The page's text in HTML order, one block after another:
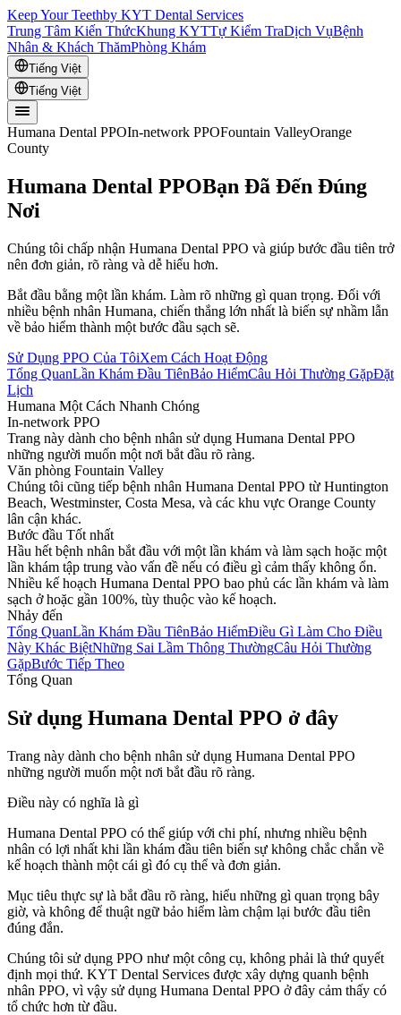
Keep Your Teethby KYT Dental Services
Trung Tâm Kiến ThứcKhung KYTTự Kiểm TraDịch VụBệnh
Nhân & Khách ThămPhòng Khám
Tiếng Việt
Tiếng Việt
Humana Dental PPOIn-network PPOFountain ValleyOrange
County
Humana Dental PPOBạn Đã Đến Đúng
Nơi
Chúng tôi chấp nhận Humana Dental PPO và giúp bước đầu tiên trở
nên đơn giản, rõ ràng và dễ hiểu hơn.
Bắt đầu bằng một lần khám. Làm rõ những gì quan trọng. Đối với
nhiều bệnh nhân Humana, chiến thắng lớn nhất là biến sự nhầm lẫn
về bảo hiểm thành một bước đầu sạch sẽ.
Sử Dụng PPO Của TôiXem Cách Hoạt Động
Tổng QuanLần Khám Đầu TiênBảo HiểmCâu Hỏi Thường GặpĐặt
Lịch
Humana Một Cách Nhanh Chóng
In-network PPO
Trang này dành cho bệnh nhân sử dụng Humana Dental PPO
những người muốn một nơi bắt đầu rõ ràng.
Văn phòng Fountain Valley
Chúng tôi cũng tiếp bệnh nhân Humana Dental PPO từ Huntington
Beach, Westminster, Costa Mesa, và các khu vực Orange County
lân cận khác.
Bước đầu Tốt nhất
Hầu hết bệnh nhân bắt đầu với một lần khám và làm sạch hoặc một
lần khám tập trung vào vấn đề nếu có điều gì cảm thấy không ổn.
Nhiều kế hoạch Humana Dental PPO bao phủ các lần khám và làm
sạch ở hoặc gần 100%, tùy thuộc vào kế hoạch.
Nhảy đến
Tổng QuanLần Khám Đầu TiênBảo HiểmĐiều Gì Làm Cho Điều
Này Khác BiệtNhững Sai Lầm Thông ThườngCâu Hỏi Thường
GặpBước Tiếp Theo
Tổng Quan
Sử dụng Humana Dental PPO ở đây
Trang này dành cho bệnh nhân sử dụng Humana Dental PPO
những người muốn một nơi bắt đầu rõ ràng.
Điều này có nghĩa là gì
Humana Dental PPO có thể giúp với chi phí, nhưng nhiều bệnh
nhân có lợi nhất khi lần khám đầu tiên biến sự không chắc chắn về
kế hoạch thành một cái gì đó cụ thể và đơn giản.
Mục tiêu thực sự là bắt đầu rõ ràng, hiểu những gì quan trọng bây
giờ, và không để thuật ngữ bảo hiểm làm chậm lại bước đầu tiên
đúng đắn.
Chúng tôi sử dụng PPO như một công cụ, không phải là thứ quyết
định mọi thứ. KYT Dental Services được xây dựng quanh bệnh
nhân PPO, vì vậy sử dụng Humana Dental PPO ở đây cảm thấy có
tổ chức hơn từ đầu.